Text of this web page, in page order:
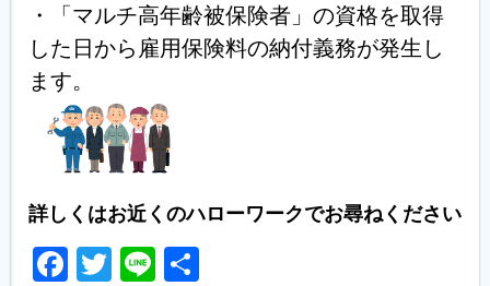
・「マルチ高年齢被保険者」の資格を取得
した日から雇用保険料の納付義務が発生し
詳しくはお近くのハローワークでお尋ねください
Facebook
Twitter
Line